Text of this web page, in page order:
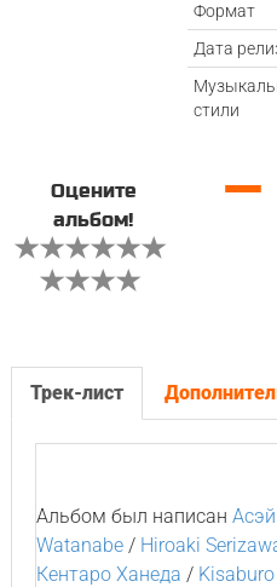
Формат
Дата
стили
Оцените
альбом!
—
Трек-лист
Альбом был написан
Watanabe/ Hiroaki
Кентаро Ханеда /